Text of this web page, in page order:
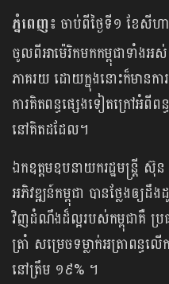
ភ្នំពេញ៖ ចាប់ពីថ្ងៃទី១ ខែសី
ចូលពីអាម៉េរិកមកកម្ពុជាទាំងអ
ភាគរយ ដោយក្នុងនោះក៏មានក
ការគិតពន្ធផ្សេងទៀតក្រៅអំពី
នៅគិតដដែល។
ឯកឧត្តមឧបនាយករដ្ឋមន្រ្តី
អភិវឌ្ឍន៍កម្ពុជា បានថ្លែងឲ្យដឹ
វិញដំណឹងដ៏ល្អរបស់កម្ពុជាគឺ ប្
ត្រាំ សម្រេចទម្លាក់អត្រាពន្ធ
នៅត្រឹម ១៩% ។